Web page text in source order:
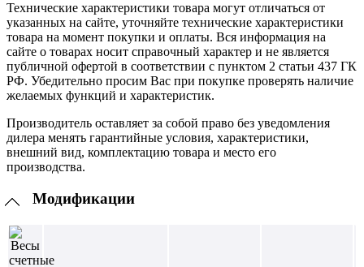
Технические характеристики товара могут отличаться от
указанных на сайте, уточняйте технические характеристики
товара на момент покупки и оплаты. Вся информация на
сайте о товарах носит справочный характер и не является
публичной офертой в соответствии с пунктом 2 статьи 437 ГК
РФ. Убедительно просим Вас при покупке проверять наличие
желаемых функций и характеристик.
Производитель оставляет за собой право без уведомления
дилера менять гарантийные условия, характеристики,
внешний вид, комплектацию товара и место его
производства.
Модификации